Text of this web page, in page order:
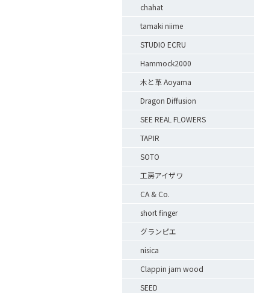
chahat
tamaki niime
STUDIO ECRU
Hammock2000
木と革 Aoyama
Dragon Diffusion
SEE REAL FLOWERS
TAPIR
SOTO
工房アイザワ
CA & Co.
short finger
グランピエ
nisica
Clappin jam wood
SEED